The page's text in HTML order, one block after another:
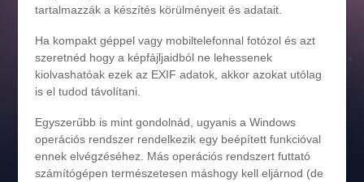
tartalmazzák a készítés körülményeit és adatait.
Ha kompakt géppel vagy mobiltelefonnal fotózol és azt
szeretnéd hogy a képfájljaidból ne lehessenek
kiolvashatóak ezek az EXIF adatok, akkor azokat utólag
is el tudod távolítani.
Egyszerűbb is mint gondolnád, ugyanis a Windows
operációs rendszer rendelkezik egy beépített funkcióval
ennek elvégzéséhez. Más operációs rendszert futtató
számítógépen természetesen máshogy kell eljárnod (de